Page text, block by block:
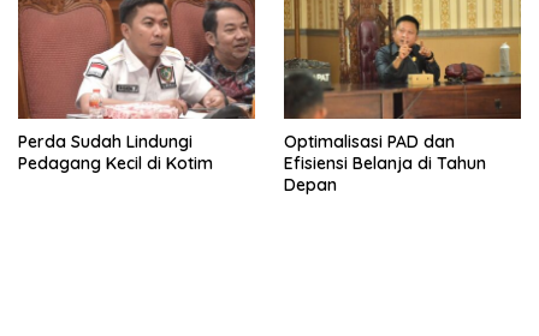
Perda Sudah Lindungi
Pedagang Kecil di Kotim
Optimalisasi PAD dan
Efisiensi Belanja di Tahun
Depan